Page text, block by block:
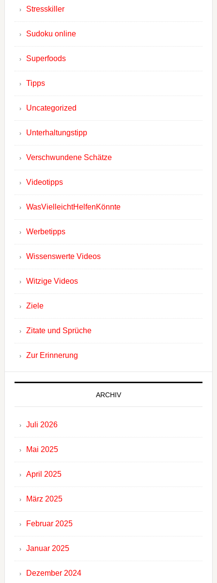
Stresskiller
Sudoku online
Superfoods
Tipps
Uncategorized
Unterhaltungstipp
Verschwundene Schätze
Videotipps
WasVielleichtHelfenKönnte
Werbetipps
Wissenswerte Videos
Witzige Videos
Ziele
Zitate und Sprüche
Zur Erinnerung
ARCHIV
Juli 2026
Mai 2025
April 2025
März 2025
Februar 2025
Januar 2025
Dezember 2024